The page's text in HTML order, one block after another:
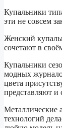
Купальники
эти не совсем
Женский
сочетают в
Купальники
модных
цвета
представляют и
Металлические
технологий